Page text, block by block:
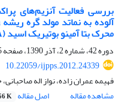
بررسی فعالیت آنزیم‌های
محرک بتا آمینو بوتیریک اسید (BABA)
دوره 42، شماره 2، آذر 1390، صفحه
10.22059/ijpps.2012.24339
فهیمه عمران زاده، نواز اله
مشاهده مقاله
اصل مقاله K